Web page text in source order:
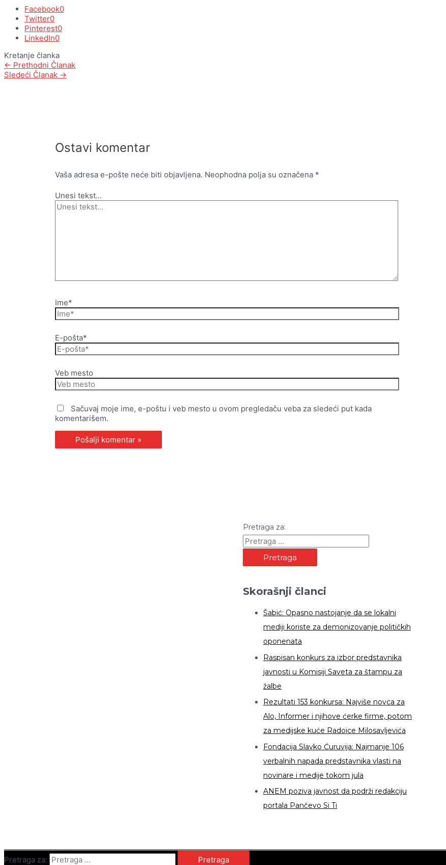
Facebook0
Twitter0
Pinterest0
LinkedIn0
Kretanje članka
← Prethodni Članak
Sledeći Članak →
Ostavi komentar
Vaša adresa e-pošte neće biti objavljena. Neophodna polja su označena *
Unesi tekst...
Ime*
E-pošta*
Veb mesto
Sačuvaj moje ime, e-poštu i veb mesto u ovom pregledaču veba za sledeći put kada
komentarišem.
Pretraga za:
Skorašnji članci
Šabić: Opasno nastojanje da se lokalni
mediji koriste za demonizovanje političkih
oponenata
Raspisan konkurs za izbor predstavnika
javnosti u Komisiji Saveta za štampu za
žalbe
Rezultati 153 konkursa: Najviše novca za
Alo, Informer i njihove ćerke firme, potom
za medijske kuće Radoice Milosavljevića
Fondacija Slavko Ćuruvija: Najmanje 106
verbalnih napada predstavnika vlasti na
novinare i medije tokom jula
ANEM poziva javnost da podrži redakciju
portala Pančevo Si Ti
Pretraga za: